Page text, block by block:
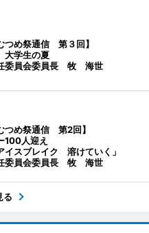
つめ祭通信 第３回】
大学生の夏
委員会委員長 牧 海世
つめ祭通信 第2回】
100人迎え
イスブレイク 溶けていく」
委員会委員長 牧 海世
る